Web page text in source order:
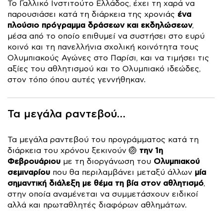
Το Γαλλικό Ινστιτούτο Ελλάδος, έχει τη χαρά να
παρουσιάσει κατά τη διάρκεια της χρονιάς ένα
πλούσιο πρόγραμμα δράσεων και εκδηλώσεων,
μέσα από το οποίο επιθυμεί να συστήσει στο ευρύ
κοινό και τη πανελλήνια σχολική κοινότητα τους
Ολυμπιακούς Αγώνες στο Παρίσι, και να τιμήσει τις
αξίες του αθλητισμού και το Ολυμπιακό ιδεώδες,
στον τόπο όπου αυτές γεννήθηκαν.
Τα μεγάλα ραντεβού…
Τα μεγάλα ραντεβού του προγράμματος κατά τη
διάρκεια του χρόνου ξεκινούν 🏐 την 1η
Φεβρουάριου με τη διοργάνωση του Ολυμπιακού
σεμιναρίου που θα περιλαμβάνει μεταξύ άλλων μία
σημαντική διάλεξη με θέμα τη βία στον αθλητισμό,
στην οποία αναμένεται να συμμετάσχουν ειδικοί
αλλά και πρωταθλητές διαφόρων αθλημάτων.